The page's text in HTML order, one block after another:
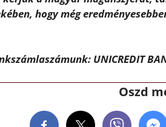
hogy még
UNICREDIT
Oszd